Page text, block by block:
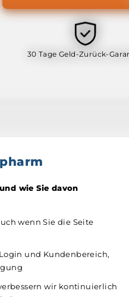
30 Tage Geld-Zurück-
wie Sie davon
wenn Sie die Seite
und Kundenbereich,
wir kontinuierlich